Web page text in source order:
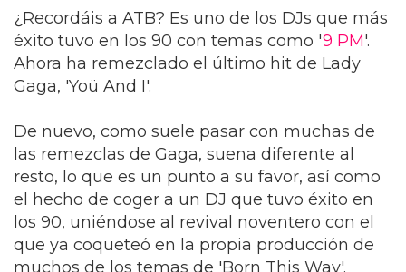
¿Recordáis a ATB? Es uno de los DJs que más
éxito tuvo en los 90 con temas como '9 PM'.
Ahora ha remezclado el último hit de Lady
Gaga, 'Yoü And I'.
De nuevo, como suele pasar con muchas de
las remezclas de Gaga, suena diferente al
resto, lo que es un punto a su favor, así como
el hecho de coger a un DJ que tuvo éxito en
los 90, uniéndose al revival noventero con el
que ya coqueteó en la propia producción de
muchos de los temas de 'Born This Way'.